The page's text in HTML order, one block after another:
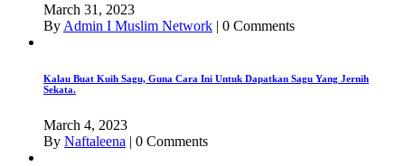
March 31, 2023
By Admin I Muslim Network | 0 Comments
Kalau Buat Kuih Sagu, Guna Cara Ini Untuk Dapatkan Sagu Yang Jernih
Sekata.
March 4, 2023
By Naftaleena | 0 Comments